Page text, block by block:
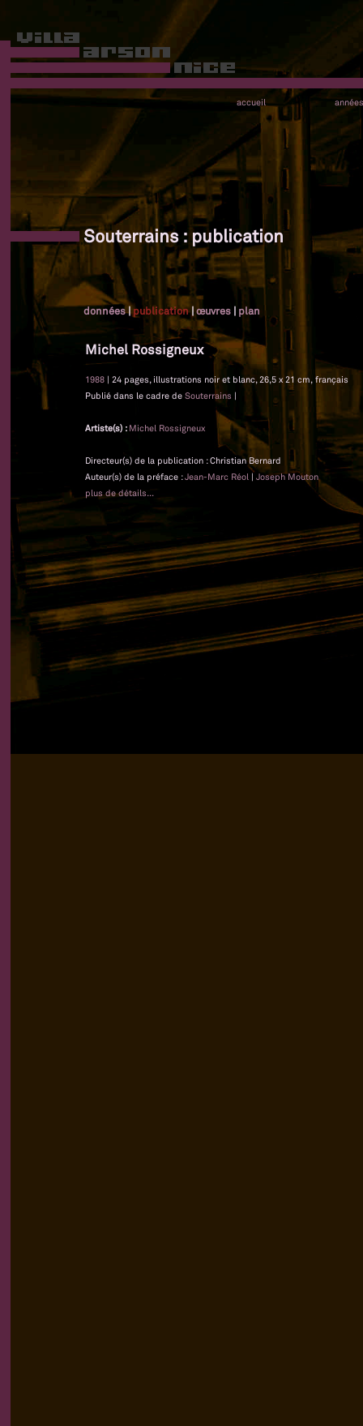
accueil années
Souterrains : publication
données|publication|œuvres | plan
Michel Rossigneux
1988 | 24 pages, illustrations noir et blanc, 26,5 x 21 cm, français
Publié dans le cadre de Souterrains |
Artiste(s) : Michel Rossigneux
Directeur(s) de la publication : Christian Bernard
Auteur(s) de la préface :Jean-Marc Réol |Joseph Mouton
plus de détails...